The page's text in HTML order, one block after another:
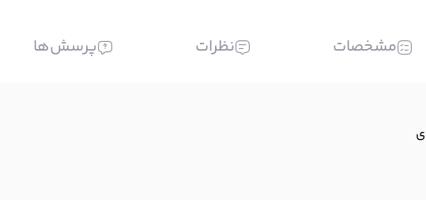
مشخصات نظرات پرسش‌ها